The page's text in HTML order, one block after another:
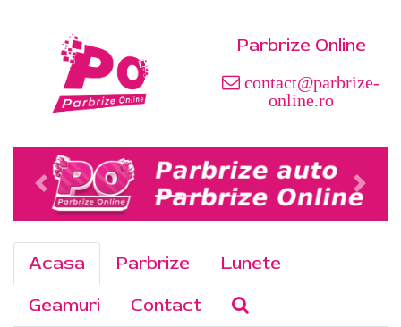
Parbrize Online
contact@parbrize-
online.ro
Acasa Parbrize
Lunete
Geamuri
Contact